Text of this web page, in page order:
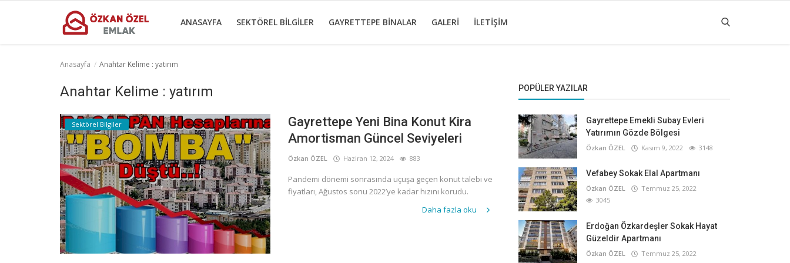
ANASAYFA SEKTÖREL BILGILER GAYRETTEPE BINALAR GALERI İLETIŞIM
Gayrettepe Binalar
Anasayfa Anahtar Kelime : yatırım
Anahtar Kelime : yatırım
Sektörel Bilgiler
Gayrettepe Yeni Bina Konut Kira
Amortisman Güncel Seviyeleri
Özkan ÖZEL Haziran 12, 2024 883
Pandemi dönemi sonrasında uçuşa geçen konut talebi ve
fiyatları, Ağustos sonu 2022’ye kadar hızını korudu.
Daha fazla oku
POPÜLER YAZILAR
Gayrettepe Emekli Subay Evleri
Yatırımın Gözde Bölgesi
Özkan ÖZEL Kasım 9, 2022 3148
Vefabey Sokak Elal Apartmanı
Özkan ÖZEL
Temmuz 25, 2022
3045
Erdoğan Özkardeşler Sokak Hayat
Güzeldir Apartmanı
Özkan ÖZEL
Temmuz 25, 2022